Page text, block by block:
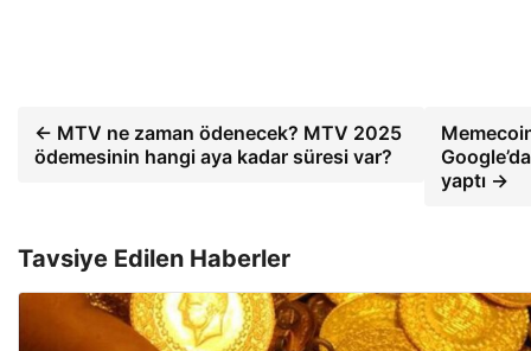
← MTV ne zaman ödenecek? MTV 2025
ödemesinin hangi aya kadar süresi var?
yaptı →
Tavsiye Edilen Haberler